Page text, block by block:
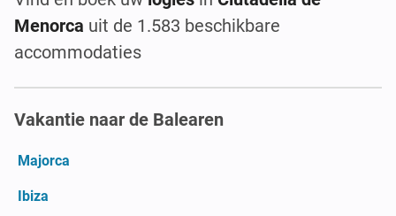
Menorca uit de 1.583 beschikbare
accommodaties
Vakantie naar de Balearen
Majorca
Ibiza